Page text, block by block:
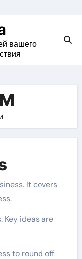
вашего
It covers
Key ideas are
to round off